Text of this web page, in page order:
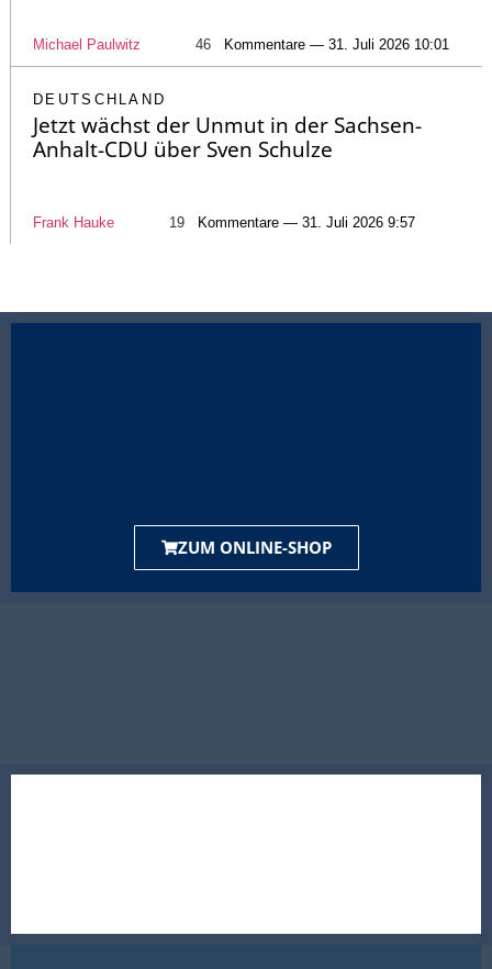
Michael Paulwitz 46 Kommentare — 31. Juli 2026 10:01
DEUTSCHLAND
Jetzt wächst der Unmut in der Sachsen-
Anhalt-CDU über Sven Schulze
Frank Hauke 19 Kommentare — 31. Juli 2026 9:57
ZUM ONLINE-SHOP